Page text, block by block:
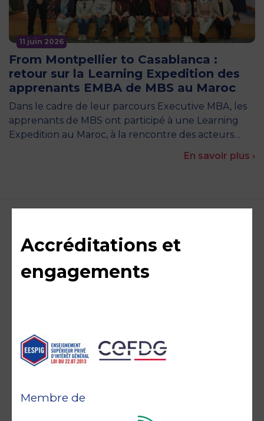
11 juin 2026
From Montpellier to Casablanca :
retour sur la Learning Expedition des
apprenants EMBA de MBS au Maroc
Dans le cadre de leur parcours Executive MBA, les
apprenants de MBS ont participé à une Learning
Expedition au Maroc, à la rencontre des acteurs…
En savoir plus ›
Accréditations et
engagements
Membre de